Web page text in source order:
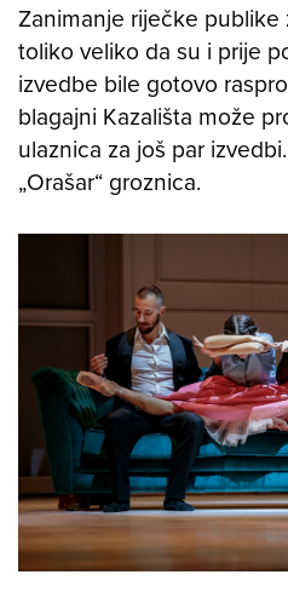
Zanimanje riječke publike
toliko veliko da su i prije
izvedbe bile gotovo
blagajni Kazališta može
ulaznica za još par
„Orašar“ groznica.